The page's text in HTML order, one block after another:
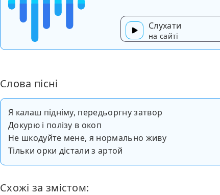
Слухати
на сайті
Слова пісні
Я калаш підніму, передьоргну затвор
Докурю і полізу в окоп
Не шкодуйте мене, я нормально живу
Тільки орки дістали з артой
Схожі за змістом: